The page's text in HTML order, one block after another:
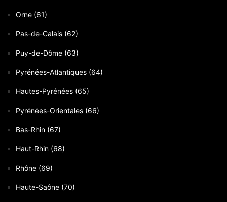
Orne (61)
Pas-de-Calais (62)
Puy-de-Dôme (63)
Pyrénées-Atlantiques (64)
Hautes-Pyrénées (65)
Pyrénées-Orientales (66)
Bas-Rhin (67)
Haut-Rhin (68)
Rhône (69)
Haute-Saône (70)